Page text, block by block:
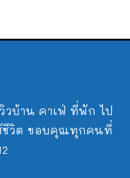
วบ้าน คาเฟ่ ที่พัก ไป
ชีวิต ขอบคุณทุกคนที่